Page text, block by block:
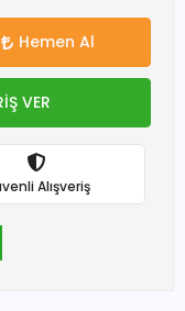
Hemen Al
VER
Alışveriş